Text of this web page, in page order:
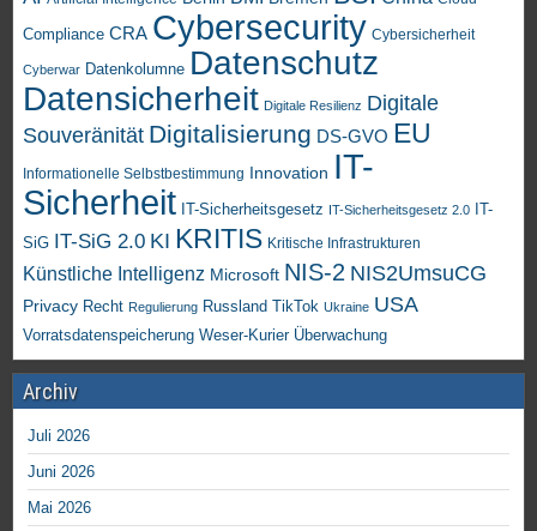
Compliance CRA Cybersecurity Cybersicherheit
Cyberwar Datenkolumne Datenschutz
Datensicherheit Digitale Resilienz Digitale
Souveränität Digitalisierung DS-GVO EU
Informationelle Selbstbestimmung Innovation IT-
Sicherheit IT-Sicherheitsgesetz IT-Sicherheitsgesetz 2.0
IT-
SiG IT-SiG 2.0 KI KRITIS Kritische Infrastrukturen
Künstliche Intelligenz Microsoft NIS-2 NIS2UmsuCG
Privacy Recht Regulierung Russland TikTok Ukraine USA
Vorratsdatenspeicherung Weser-Kurier Überwachung
Archiv
Juli 2026
Juni 2026
Mai 2026